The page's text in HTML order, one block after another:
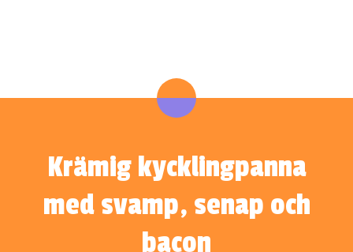
Krämig kycklingpanna
med svamp, senap och
bacon